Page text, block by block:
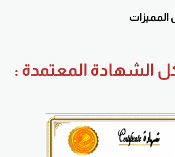
الشهادة المعتمدة :